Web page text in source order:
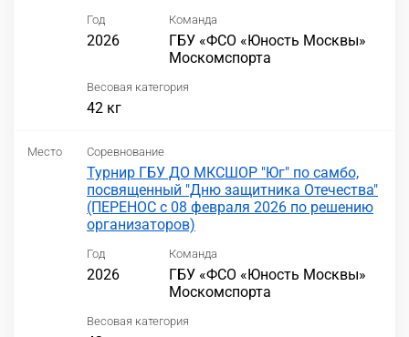
Год
2026
Команда
ГБУ «ФСО «Юность Москвы»
Москомспорта
Весовая категория
42 кг
Место Соревнование
Турнир ГБУ ДО МКСШОР "Юг" по самбо,
посвященный "Дню защитника Отечества"
(ПЕРЕНОС с 08 февраля 2026 по решению
организаторов)
Год
2026
Команда
ГБУ «ФСО «Юность Москвы»
Москомспорта
Весовая категория